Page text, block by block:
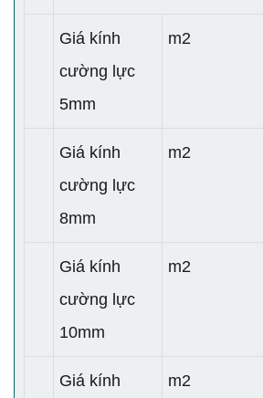
Giá kính
cường lực
5mm
m2
Giá kính
cường lực
8mm
m2
Giá kính
cường lực
10mm
m2
Giá kính
m2